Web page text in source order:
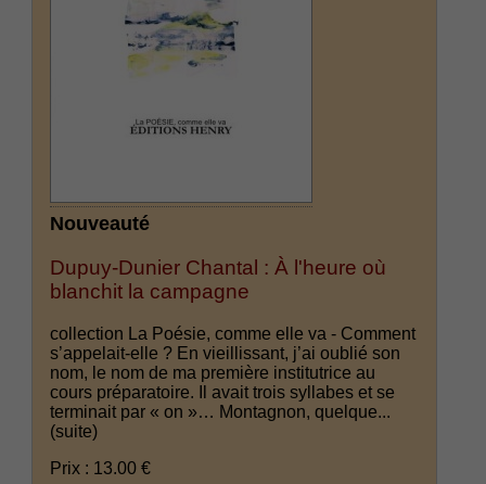
Nouveauté
Dupuy-Dunier Chantal : À l'heure où
blanchit la campagne
collection La Poésie, comme elle va - Comment
s’appelait-elle ? En vieillissant, j’ai oublié son
nom, le nom de ma première institutrice au
cours préparatoire. Il avait trois syllabes et se
terminait par « on »… Montagnon, quelque...
(suite)
Prix : 13.00 €